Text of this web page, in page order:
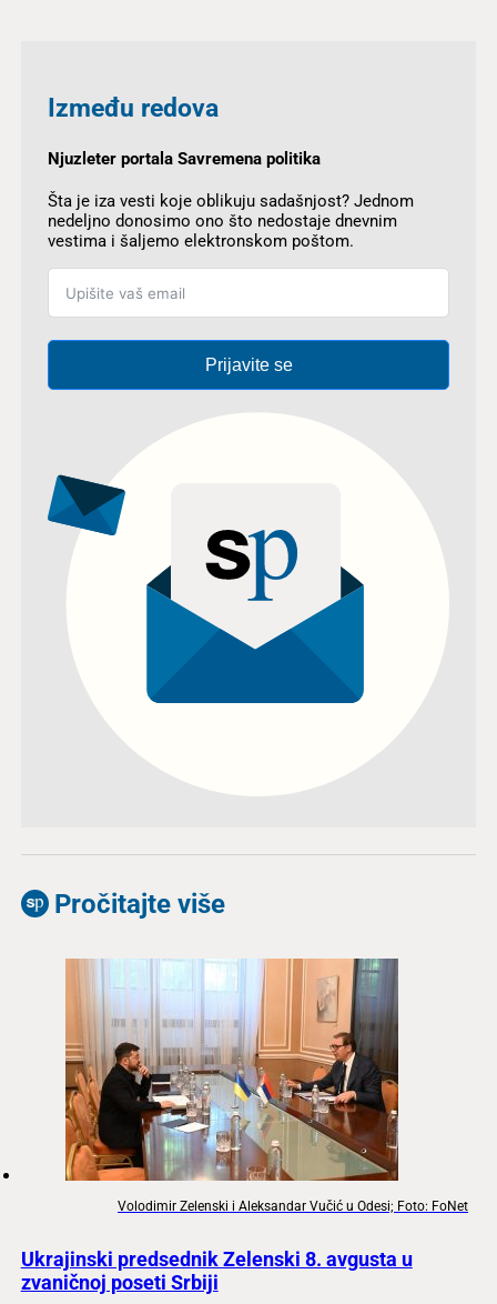
Između redova
Njuzleter portala Savremena politika
Šta je iza vesti koje oblikuju sadašnjost? Jednom
nedeljno donosimo ono što nedostaje dnevnim
vestima i šaljemo elektronskom poštom.
Prijavite se
Pročitajte više
Volodimir Zelenski i Aleksandar Vučić u Odesi; Foto: FoNet
Ukrajinski predsednik Zelenski 8. avgusta u
zvaničnoj poseti Srbiji